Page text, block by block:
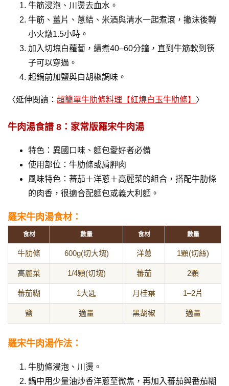
牛筋浸泡、川燙去血水。
牛筋、薑片、蔥結、米酒與清水一起煮滾，撇沫後轉
小火燉1.5小時。
加入切塊白蘿蔔，續煮40–60分鐘，直到牛筋軟到筷
子可以穿過。
起鍋前加鹽與白胡椒調味。
〈延伸閱讀： 超簡單牛肋條料理【紅燒白玉牛肋條】 〉
牛肉湯食譜 8：家常版羅宋牛肉湯
特色：異國口味、麵包愛好者必備
使用部位：牛肋條或肩胛肉
風味特色：蕃茄＋洋蔥＋高麗菜的組合，搭配牛肋條
的肉香，很適合配麵包或義大利麵。
羅宋牛肉湯食材：
食材 數量 食材 數量
牛肋條 600g(切大塊) 洋蔥 1顆(切絲)
高麗菜 1/4顆(切塊) 蕃茄 2顆
蕃茄糊 1大匙 月桂葉 1–2片
鹽 適量 黑胡椒 適量
羅宋牛肉湯作法：
牛肋條浸泡、川燙。
鍋中用少量油炒香洋蔥至微焦，再加入蕃茄與番茄糊